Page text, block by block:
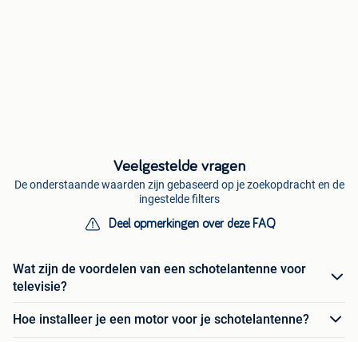
Veelgestelde vragen
De onderstaande waarden zijn gebaseerd op je zoekopdracht en de
ingestelde filters
Deel opmerkingen over deze FAQ
Wat zijn de voordelen van een schotelantenne voor
televisie?
Hoe installeer je een motor voor je schotelantenne?